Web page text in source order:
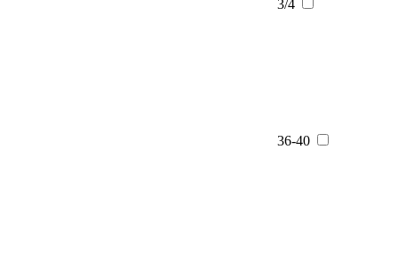
3/4
36-40